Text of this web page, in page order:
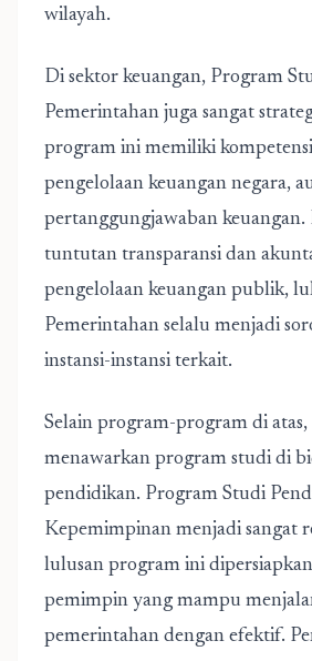
wilayah.
Di sektor keuangan, Program
Pemerintahan juga sangat
program ini memiliki
pengelolaan keuangan negara,
pertanggungjawaban keuangan.
tuntutan transparansi dan
pengelolaan keuangan publik,
Pemerintahan selalu menjadi
instansi-instansi terkait.
Selain program-program di
menawarkan program studi di
pendidikan. Program Studi
Kepemimpinan menjadi sangat
lulusan program ini
pemimpin yang mampu
pemerintahan dengan efektif.